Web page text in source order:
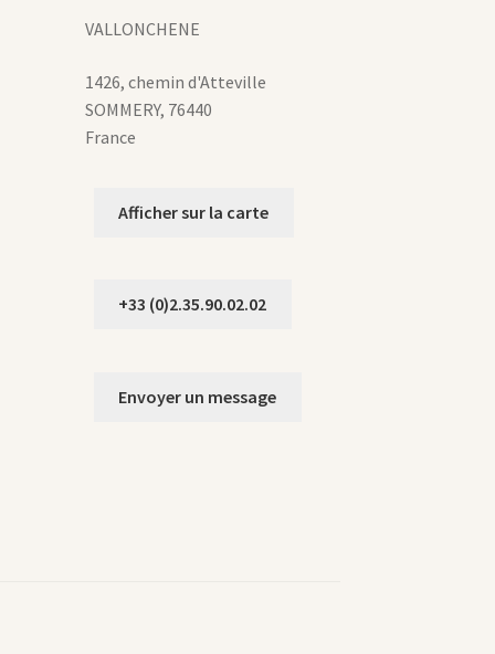
VALLONCHENE
1426, chemin d'Atteville
SOMMERY, 76440
France
Afficher sur la carte
+33 (0)2.35.90.02.02
Envoyer un message